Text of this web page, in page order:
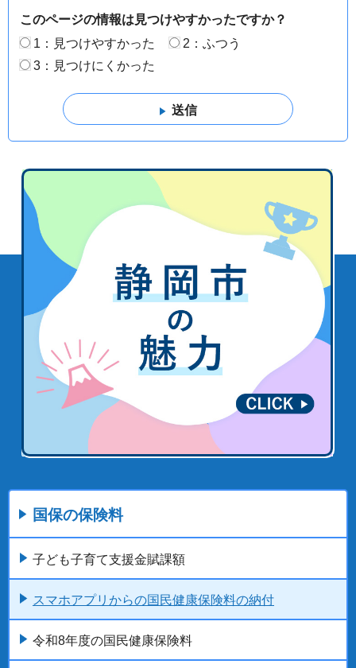
このページの情報は見つけやすかったですか？
1：見つけやすかった
2：ふつう
3：見つけにくかった
国保の保険料
子ども子育て支援金賦課額
スマホアプリからの国民健康保険料の納付
令和8年度の国民健康保険料